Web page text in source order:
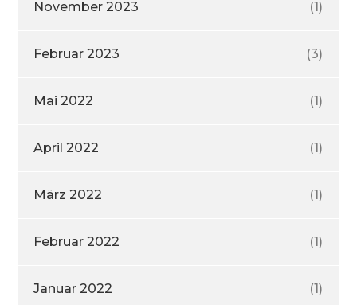
November 2023 (1)
Februar 2023 (3)
Mai 2022 (1)
April 2022 (1)
März 2022 (1)
Februar 2022 (1)
Januar 2022 (1)